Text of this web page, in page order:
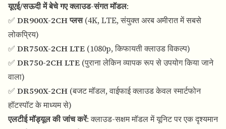
यूएई/सऊदी में बेचे गए क्लाउड-संगत मॉडल:
✅ DR900X-2CH प्लस(4K, LTE, संयुक्त अरब अमीरात में सबसे
लोकप्रिय)
✅ DR750X-2CH LTE (1080p, किफायती क्लाउड विकल्प)
✅ DR750-2CH LTE (पुराना लेकिन व्यापक रूप से उपयोग किया जाने
वाला)
✅ DR590X-2CH (बजट मॉडल, वाईफाई क्लाउड केवल स्मार्टफोन
हॉटस्पॉट के माध्यम से)
एलटीई मॉड्यूल की जांच करें: क्लाउड-सक्षम मॉडल में यूनिट पर एक दृश्यमान